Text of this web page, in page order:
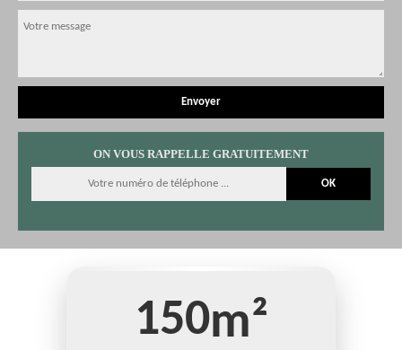
ON VOUS RAPPELLE GRATUITEMENT
150m²